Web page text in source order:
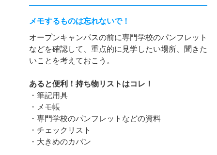
メモするものは忘れないで！
オープンキャンパスの前に専門学校のパンフレット
などを確認して、重点的に見学したい場所、聞きた
いことを考えておこう。
あると便利！持ち物リストはコレ！
・筆記用具
・メモ帳
・専門学校のパンフレットなどの資料
・チェックリスト
・大きめのカバン